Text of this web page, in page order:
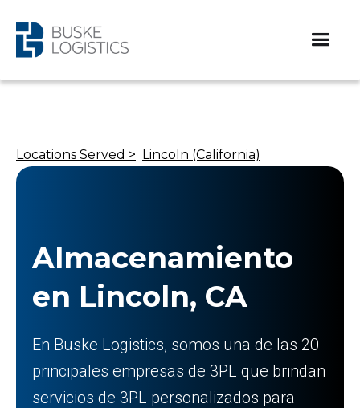
Locations Served > Lincoln (California)
Almacenamiento
en Lincoln, CA
En Buske Logistics, somos una de las 20
principales empresas de 3PL que brindan
servicios de 3PL personalizados para